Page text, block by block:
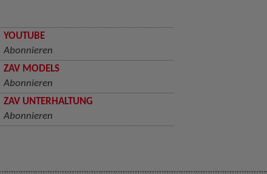
YOUTUBE
Abonnieren
ZAV MODELS
Abonnieren
ZAV UNTERHALTUNG
Abonnieren